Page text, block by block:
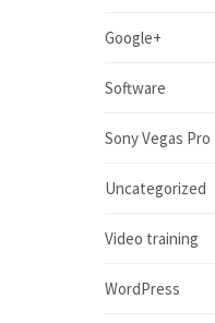
Google+
Software
Sony Vegas Pro
Uncategorized
Video training
WordPress